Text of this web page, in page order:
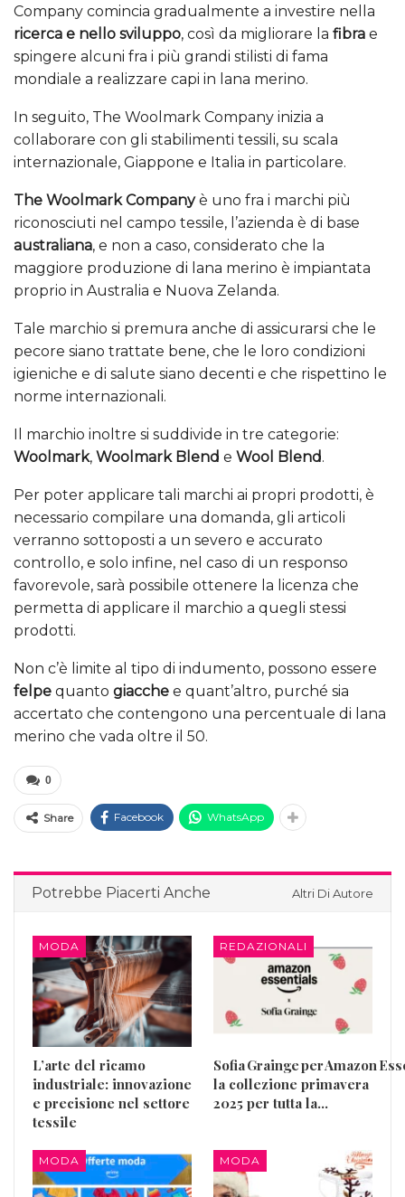
Company comincia gradualmente a investire nella
ricerca e nello sviluppo, così da migliorare la fibra e
spingere alcuni fra i più grandi stilisti di fama
mondiale a realizzare capi in lana merino.
In seguito, The Woolmark Company inizia a
collaborare con gli stabilimenti tessili, su scala
internazionale, Giappone e Italia in particolare.
The Woolmark Companyè uno fra i marchi più
riconosciuti nel campo tessile, l’azienda è di base
australiana, e non a caso, considerato che la
maggiore produzione di lana merino è impiantata
proprio in Australia e Nuova Zelanda.
Tale marchio si premura anche di assicurarsi che le
pecore siano trattate bene, che le loro condizioni
igieniche e di salute siano decenti e che rispettino le
norme internazionali.
Il marchio inoltre si suddivide in tre categorie:
Woolmark, Woolmark Blend e Wool Blend.
Per poter applicare tali marchi ai propri prodotti, è
necessario compilare una domanda, gli articoli
verranno sottoposti a un severo e accurato
controllo, e solo infine, nel caso di un responso
favorevole, sarà possibile ottenere la licenza che
permetta di applicare il marchio a quegli stessi
prodotti.
Non c’è limite al tipo di indumento, possono essere
felpe quanto giacche e quant’altro, purché sia
accertato che contengono una percentuale di lana
merino che vada oltre il 50.
0
Share Facebook WhatsApp
Potrebbe Piacerti Anche Altri Di Autore
MODA
L’arte del ricamo
industriale: innovazione
e precisione nel settore
tessile
REDAZIONALI
Sofia Grainge per Amazon
la collezione primavera
2025 per tutta la…
MODA MODA